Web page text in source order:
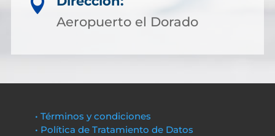

Aeropuerto el Dorado
• Términos y condiciones
• Política de Tratamiento de Datos